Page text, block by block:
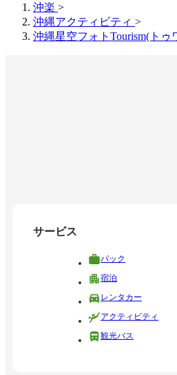
沖楽 >
沖縄アクティビティ >
沖縄星空フォトTourism(トゥ
サービス
パック
宿泊
レンタカー
アクティビティ
観光バス